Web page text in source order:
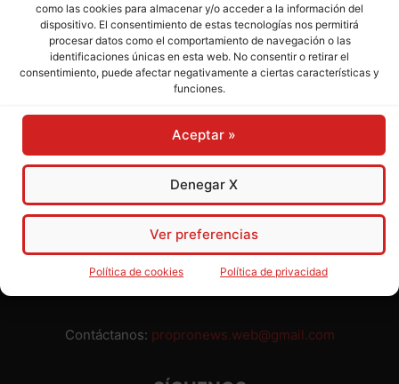
como las cookies para almacenar y/o acceder a la información del
dispositivo. El consentimiento de estas tecnologías nos permitirá
procesar datos como el comportamiento de navegación o las
identificaciones únicas en esta web. No consentir o retirar el
consentimiento, puede afectar negativamente a ciertas características y
funciones.
Aceptar »
Denegar X
Ver preferencias
Política de cookies Política de privacidad
Director: José Mª Pagador- Subdirectora: Rosa Puch
José María Pagador Otero - Wikipedia
Para preservar nuestra independencia,
admite publicidad ni subvenciones o ayudas públicas o
privadas. Ninguno de nuestros directivos, redactores y
colaboradores percibe remuneración alguna. Realizamos
nuestro trabajo por amor al periodismo, a la verdad y a la
libertad y en solidaridad con la ciudadanía.
Usted puede colaborar con nosotros divulgando nuestro
periódico, compartiendo nuestros contenidos, sugiriendo temas
y comunicándonos cualquier injusticia o asunto de interés.
Contáctanos: propronews.web@gmail.com